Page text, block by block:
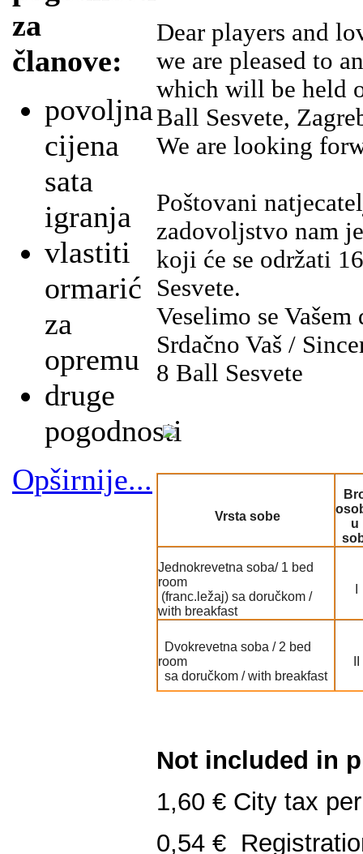
za
članove:
povoljna
cijena
sata
igranja
vlastiti
ormarić
za
opremu
druge
pogodnosti
Opširnije...
Dear players and
we are pleased to
which will be held
Ball Sesvete,
We are looking
Poštovani
zadovoljstvo nam
koji će se održati
Sesvete.
Veselimo se
Srdačno Vaš /
8 Ball Sesvete
Vrsta sobe
u
Jednokrevetna soba/ 1 bed
room
(franc.ležaj) sa doručkom /
with breakfast
Dvokrevetna soba / 2 bed
room
sa doručkom / with breakfast
Not included in
1,60 € City tax
0,54 €